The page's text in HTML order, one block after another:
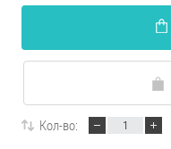
Кол-во: